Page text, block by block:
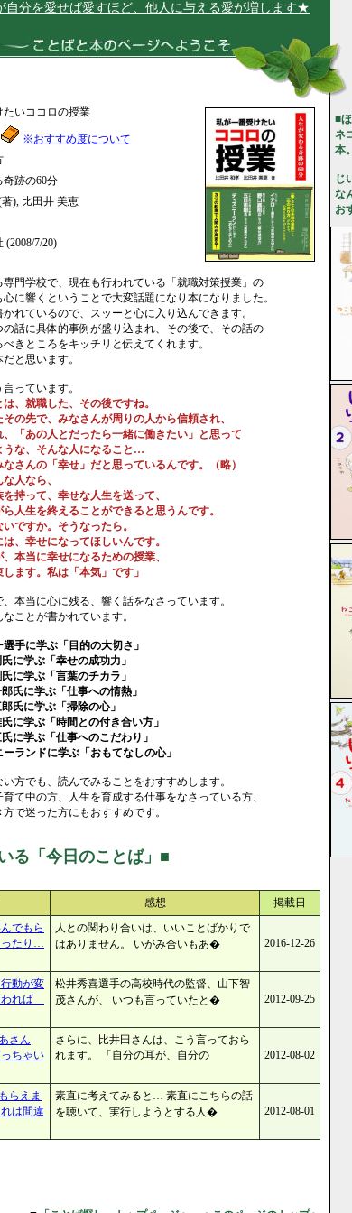
を愛せば愛すほど、他人に与える愛が増します★
たいココロの授業
※おすすめ度について
奇跡の60分
), 比田井 美恵
(2008/7/20)
専門学校で、現在も行われている「就職対策授業」の
に響くということで大変話題になり本になりました。
れているので、スッーと心に入り込んできます。
の話に具体的事例が盛り込まれ、その後で、その話の
きところをキッチリと伝えてくれます。
と思います。
っています。
は、就職した、その後ですね。
の先で、みなさんが周りの人から信頼され、
「あの人とだったら一緒に働きたい」と思って
な、そんな人になること…
さんの「幸せ」だと思っているんです。（略）
人なら、
持って、幸せな人生を送って、
人生を終えることができると思うんです。
ですか。そうなったら。
、幸せになってほしいんです。
本当に幸せになるための授業、
ます。私は「本気」です」
、本当に心に残る、響く話をなさっています。
ことが書かれています。
手に学ぶ「目的の大切さ」
に学ぶ「幸せの成功力」
に学ぶ「言葉のチカラ」
氏に学ぶ「仕事への情熱」
氏に学ぶ「掃除の心」
に学ぶ「時間との付き合い方」
に学ぶ「仕事へのこだわり」
ランドに学ぶ「おもてなしの心」
方でも、読んでみることをおすすめします。
育て中の方、人生を育成する仕事をなさっている方、
方で迷った方にもおすすめです。
る「今日のことば」■
感想
掲載日
でもら
ったり…
人との関わり合いは、いいことばかりで
はありません。 いがみ合いもあ�
2016-12-26
動が変
われば
松井秀喜選手の高校時代の監督、山下智
茂さんが、 いつも言っていたと�
2012-09-25
さん
ちゃい
さらに、比井田さんは、こう言っておら
れます。 「自分の耳が、自分の
2012-08-02
らえま
は間違
素直に考えてみると… 素直にこちらの話
を聴いて、実行しようとする人�
2012-08-01
■
ネ
本。
じ
な
お